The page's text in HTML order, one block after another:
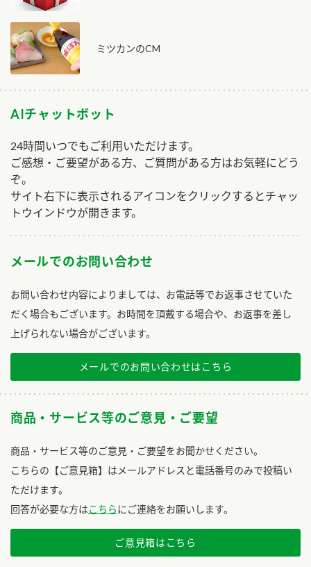
ミツカンのCM
AIチャットボット
24時間いつでもご利用いただけます。
ご感想・ご要望がある方、ご質問がある方はお気軽にどう
ぞ。
サイト右下に表示されるアイコンをクリックするとチャッ
トウインドウが開きます。
メールでのお問い合わせ
お問い合わせ内容によりましては、お電話等でお返事させていた
だく場合もございます。お時間を頂戴する場合や、お返事を差し
上げられない場合がございます。
メールでのお問い合わせはこちら
商品・サービス等のご意見・ご要望
商品・サービス等のご意見・ご要望をお聞かせください。
こちらの【ご意見箱】はメールアドレスと電話番号のみで投稿い
ただけます。
回答が必要な方はこちらにご連絡をお願いします。
ご意見箱はこちら